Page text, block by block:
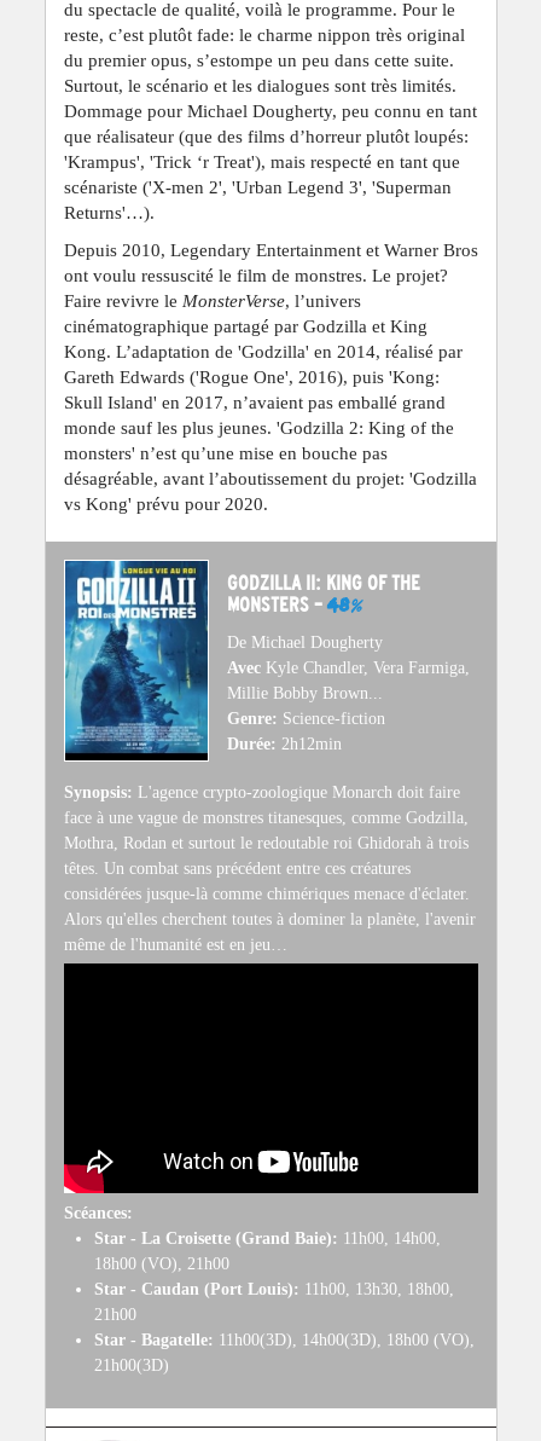
du spectacle de qualité, voilà le programme. Pour le
reste, c’est plutôt fade: le charme nippon très original
du premier opus, s’estompe un peu dans cette suite.
Surtout, le scénario et les dialogues sont très limités.
Dommage pour Michael Dougherty, peu connu en tant
que réalisateur (que des films d’horreur plutôt loupés:
'Krampus', 'Trick ‘r Treat'), mais respecté en tant que
scénariste ('X-men 2', 'Urban Legend 3', 'Superman
Returns'…).
Depuis 2010, Legendary Entertainment et Warner Bros
ont voulu ressuscité le film de monstres. Le projet?
Faire revivre le MonsterVerse, l’univers
cinématographique partagé par Godzilla et King
Kong. L’adaptation de 'Godzilla' en 2014, réalisé par
Gareth Edwards ('Rogue One', 2016), puis 'Kong:
Skull Island' en 2017, n’avaient pas emballé grand
monde sauf les plus jeunes. 'Godzilla 2: King of the
monsters' n’est qu’une mise en bouche pas
désagréable, avant l’aboutissement du projet: 'Godzilla
vs Kong' prévu pour 2020.
GODZILLA II: KING OF THE
MONSTERS –48%
De Michael Dougherty
AvecKyle Chandler, Vera Farmiga,
Millie Bobby Brown...
Genre: Science-fiction
Durée: 2h12min
Synopsis: L'agence crypto-zoologique Monarch doit faire
face à une vague de monstres titanesques, comme Godzilla,
Mothra, Rodan et surtout le redoutable roi Ghidorah à trois
têtes. Un combat sans précédent entre ces créatures
considérées jusque-là comme chimériques menace d'éclater.
Alors qu'elles cherchent toutes à dominer la planète, l'avenir
même de l'humanité est en jeu…
Scéances:
Star - La Croisette (Grand Baie): 11h00, 14h00,
18h00 (VO), 21h00
Star - Caudan (Port Louis): 11h00, 13h30, 18h00,
21h00
Star - Bagatelle: 11h00(3D), 14h00(3D), 18h00 (VO),
21h00(3D)